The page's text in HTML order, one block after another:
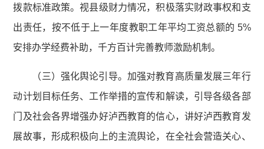
拨款标准政策。视县级财力情况，积极落实财政事权和支
出责任，按不低于上一年度教职工年平均工资总额的 5%
安排办学经费补助，千方百计完善教师激励机制。
（三）强化舆论引导。加强对教育高质量发展三年行
动计划目标任务、工作举措的宣传和解读，引导各级各部
门及社会各界增强办好泸西教育的信心，讲好泸西教育发
展故事，形成积极向上的主流舆论，在全社会营造关心、